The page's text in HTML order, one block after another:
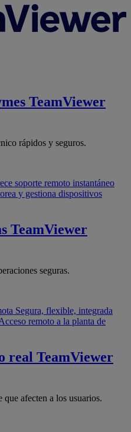
TeamViewer
rápidos y seguros.
soporte remoto instantáneo
y gestiona dispositivos
TeamViewer
seguras.
Segura, flexible, integrada
remoto a la planta de
real TeamViewer
que afecten a los usuarios.